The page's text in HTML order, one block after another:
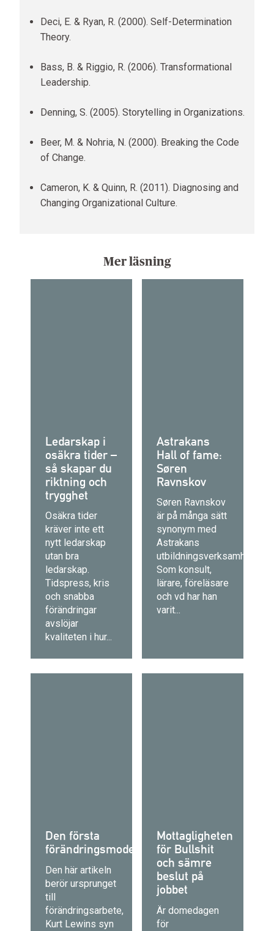
Deci, E. & Ryan, R. (2000). Self-Determination
Theory.
Bass, B. & Riggio, R. (2006). Transformational
Leadership.
Denning, S. (2005). Storytelling in Organizations.
Beer, M. & Nohria, N. (2000). Breaking the Code
of Change.
Cameron, K. & Quinn, R. (2011). Diagnosing and
Changing Organizational Culture.
Mer läsning
Ledarskap i
osäkra tider –
så skapar du
riktning och
trygghet
Osäkra tider
kräver inte ett
nytt ledarskap
utan bra
ledarskap.
Tidspress, kris
och snabba
förändringar
avslöjar
kvaliteten i hur...
Astrakans
Hall of fame:
Søren
Ravnskov
Søren Ravnskov
är på många sätt
synonym med
Astrakans
utbildningsverksamhet.
Som konsult,
lärare, föreläsare
och vd har han
varit...
Den första
förändringsmodellen
Den här artikeln
berör ursprunget
till
förändringsarbete,
Kurt Lewins syn
Mottagligheten
för Bullshit
och sämre
beslut på
jobbet
Är domedagen
för